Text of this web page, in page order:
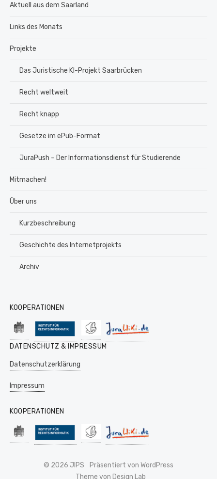
Aktuell aus dem Saarland
Links des Monats
Projekte
Das Juristische KI-Projekt Saarbrücken
Recht weltweit
Recht knapp
Gesetze im ePub-Format
JuraPush – Der Informationsdienst für Studierende
Mitmachen!
Über uns
Kurzbeschreibung
Geschichte des Internetprojekts
Archiv
KOOPERATIONEN
DATENSCHUTZ & IMPRESSUM
Datenschutzerklärung
Impressum
KOOPERATIONEN
© 2026 JIPS
Präsentiert von WordPress
Theme von Design Lab